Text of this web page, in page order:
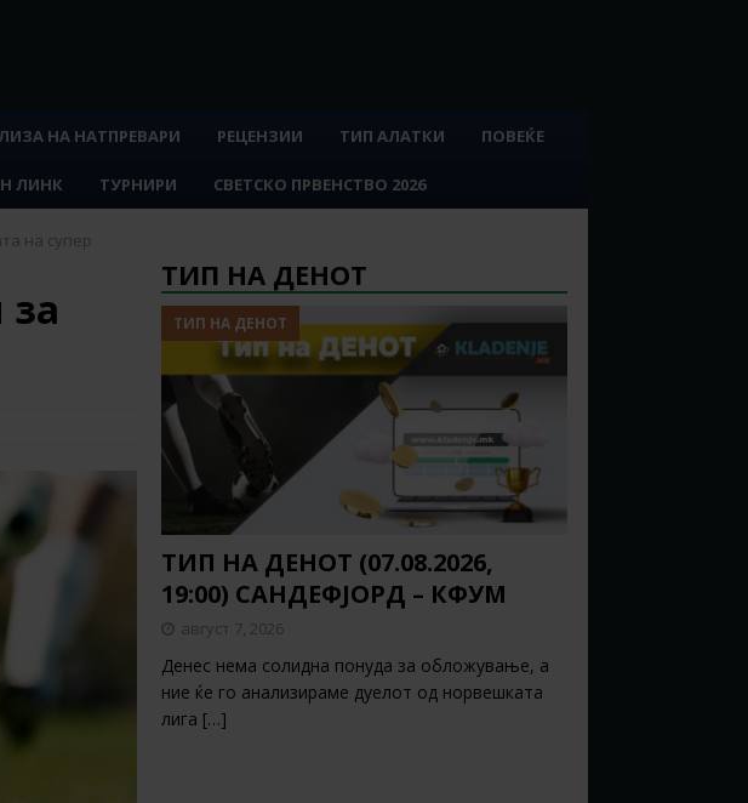
НА НАТПРЕВАРИ РЕЦЕНЗИИ ТИП АЛАТКИ ПОВЕЌЕ
ЛИНК ТУРНИРИ СВЕТСКО ПРВЕНСТВО 2026
на супер
ТИП НА ДЕНОТ
ТИП НА ДЕНОТ
ТИП НА ДЕНОТ (07.08.2026,
19:00) САНДЕФЈОРД – КФУМ
август 7, 2026
Денес нема солидна понуда за обложување, а
ние ќе го анализираме дуелот од норвешката
лига […]